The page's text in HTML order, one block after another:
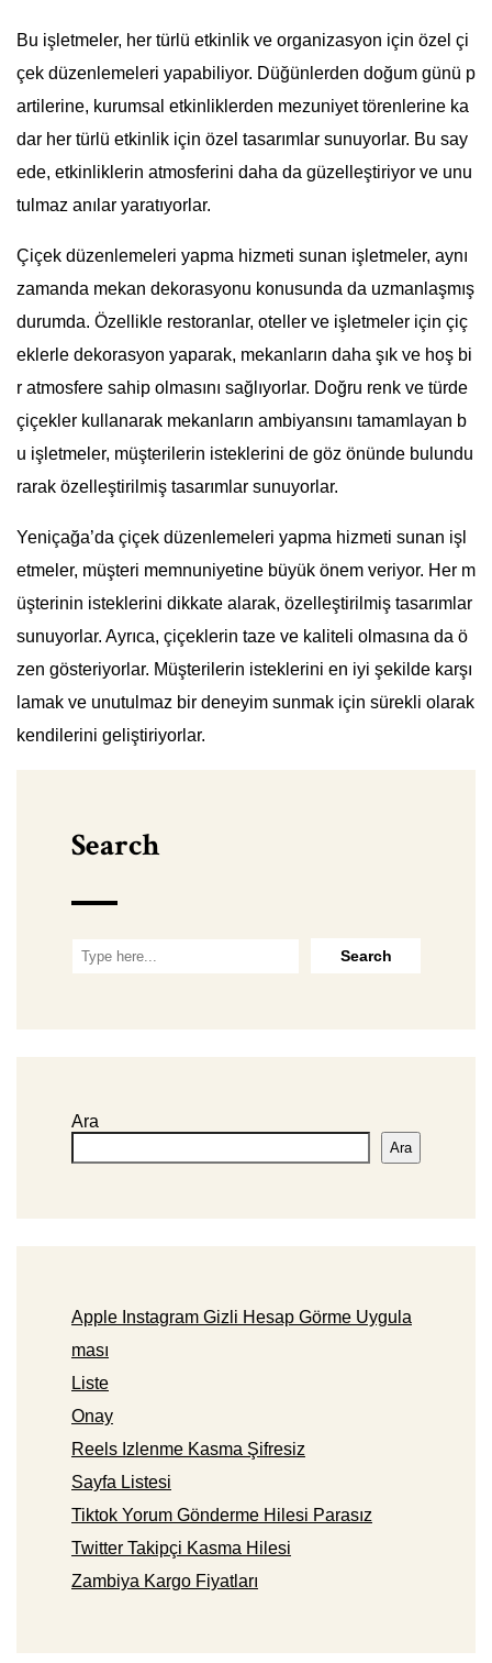
Bu işletmeler, her türlü etkinlik ve organizasyon için özel çi
çek düzenlemeleri yapabiliyor. Düğünlerden doğum günü p
artilerine, kurumsal etkinliklerden mezuniyet törenlerine ka
dar her türlü etkinlik için özel tasarımlar sunuyorlar. Bu say
ede, etkinliklerin atmosferini daha da güzelleştiriyor ve unu
tulmaz anılar yaratıyorlar.
Çiçek düzenlemeleri yapma hizmeti sunan işletmeler, aynı
zamanda mekan dekorasyonu konusunda da uzmanlaşmış
durumda. Özellikle restoranlar, oteller ve işletmeler için çiç
eklerle dekorasyon yaparak, mekanların daha şık ve hoş bi
r atmosfere sahip olmasını sağlıyorlar. Doğru renk ve türde
çiçekler kullanarak mekanların ambiyansını tamamlayan b
u işletmeler, müşterilerin isteklerini de göz önünde bulundu
rarak özelleştirilmiş tasarımlar sunuyorlar.
Yeniçağa’da çiçek düzenlemeleri yapma hizmeti sunan işl
etmeler, müşteri memnuniyetine büyük önem veriyor. Her m
üşterinin isteklerini dikkate alarak, özelleştirilmiş tasarımlar
sunuyorlar. Ayrıca, çiçeklerin taze ve kaliteli olmasına da ö
zen gösteriyorlar. Müşterilerin isteklerini en iyi şekilde karşı
lamak ve unutulmaz bir deneyim sunmak için sürekli olarak
kendilerini geliştiriyorlar.
Search
Ara
Ara
Apple Instagram Gizli Hesap Görme Uygula
ması
Liste
Onay
Reels Izlenme Kasma Şifresiz
Sayfa Listesi
Tiktok Yorum Gönderme Hilesi Parasız
Twitter Takipçi Kasma Hilesi
Zambiya Kargo Fiyatları